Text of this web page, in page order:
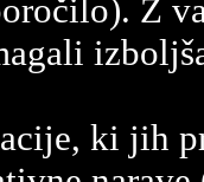
Z
ki jih